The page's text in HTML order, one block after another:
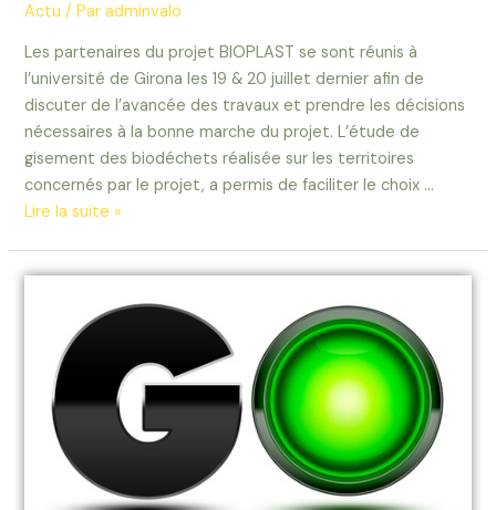
Actu / Paradminvalo
Les partenaires du projet BIOPLAST se sont réunis à
l’université de Girona les 19 & 20 juillet dernier afin de
discuter de l’avancée des travaux et prendre les décisions
nécessaires à la bonne marche du projet. L’étude de
gisement des biodéchets réalisée sur les territoires
concernés par le projet, a permis de faciliter le choix …
Lire la suite »
programme
INTERREG
POCTEFA